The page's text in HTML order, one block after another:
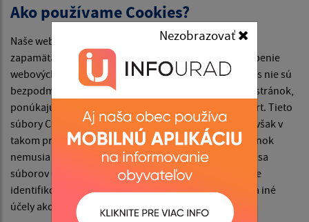
Nezobrazovať
Ako používame Cookies?
Naše webové stránky používajú súbory Cookies na
zapamätanie nastavení používateľa a lepšie prispôsobenie
webových stránok záujmom návštevníka. Hoci Cookies nie sú
bezpodmienečne potrebné na fungovanie webových stránok,
ponúkajú pri návšteve webových stránok vyšší komfort. Tieto
súbory Cookies môžete odstrániť alebo zablokovať, avšak v
takom prípade niektoré funkcie týchto webových stránok
nemusia fungovať podľa určenia. Informácie týkajúce sa
súborov Cookies sa nepoužívajú na to, aby vás osobne
identifikovali. Tieto súbory Cookies sa nepoužívajú na iné
účely ako tie, ktoré sú tu popísané.